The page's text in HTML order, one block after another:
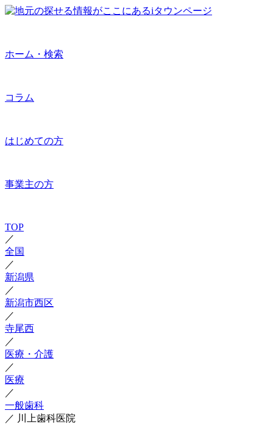
ホーム・検索
コラム
はじめての方
事業主の方
TOP
／
全国
／
新潟県
／
新潟市西区
／
寺尾西
／
医療・介護
／
医療
／
一般歯科
／ 川上歯科医院